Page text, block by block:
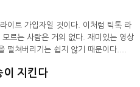
이트 가입자일 것이다. 이처럼 틱톡 라
르는 사람은 거의 없다. 재미있는 영상
떨쳐버리기는 쉽지 않기 때문이다....
이 지킨다